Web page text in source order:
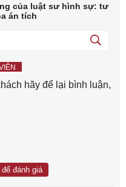
của luật sư hình sự: tư
án tích
hãy để lại bình luận,
đánh giá